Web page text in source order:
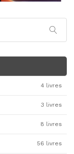
4 livres
3 livres
8 livres
56 livres